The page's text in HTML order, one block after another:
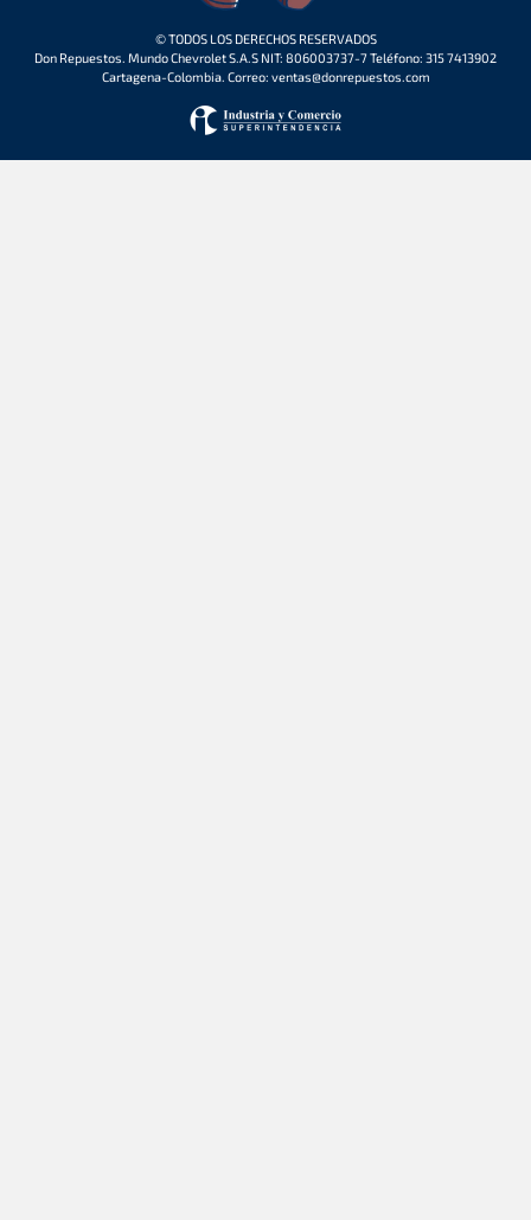
© TODOS LOS DERECHOS RESERVADOS
Don Repuestos. Mundo Chevrolet S.A.S NIT: 806003737-7 Teléfono: 315 7413902
Cartagena-Colombia. Correo: ventas@donrepuestos.com